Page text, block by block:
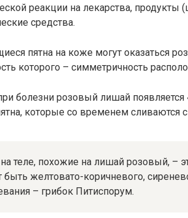
реакции на лекарства,
средства.
пятна на коже могут оказаться
которого – симметричность
болезни розовый лишай
которые со временем сливаются
на теле, похожие на лишай розовый, –
желтовато-коричневого,
– грибок Питиспорум.